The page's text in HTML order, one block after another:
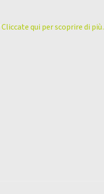
Cliccate qui per scoprire di